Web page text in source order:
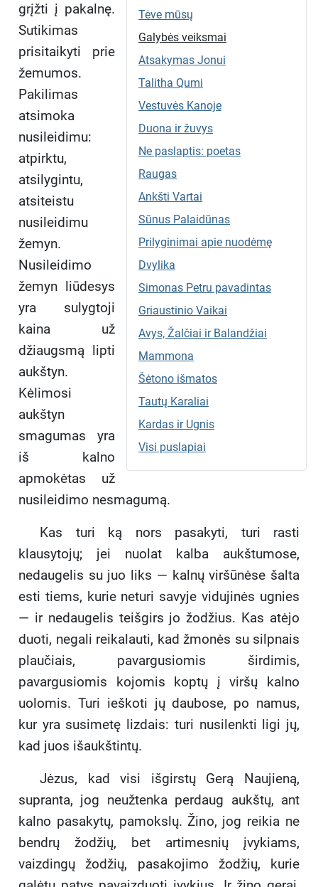
Tėve mūsų
Galybės veiksmai
Atsakymas Jonui
Talitha Qumi
Vestuvės Kanoje
Duona ir žuvys
Ne paslaptis: poetas
Raugas
Ankšti Vartai
Sūnus Palaidūnas
Prilyginimai apie nuodėmę
Dvylika
Simonas Petru pavadintas
Griaustinio Vaikai
Avys, Žalčiai ir Balandžiai
Mammona
Šėtono išmatos
Tautų Karaliai
Kardas ir Ugnis
Visi puslapiai
grįžti į pakalnę.
Sutikimas
prisitaikyti prie
žemumos.
Pakilimas
atsimoka
nusileidimu:
atpirktu,
atsilygintu,
atsiteistu
nusileidimu
žemyn.
Nusileidimo
žemyn liūdesys
yra sulygtoji
kaina už
džiaugsmą lipti
aukštyn.
Kėlimosi
aukštyn
smagumas yra
iš kalno
apmokėtas už
nusileidimo nesmagumą.
Kas turi ką nors pasakyti, turi rasti
klausytojų; jei nuolat kalba aukštumose,
nedaugelis su juo liks — kalnų viršūnėse šalta
esti tiems, kurie neturi savyje vidujinės ugnies
— ir nedaugelis teišgirs jo žodžius. Kas atėjo
duoti, negali reikalauti, kad žmonės su silpnais
plaučiais, pavargusiomis širdimis,
pavargusiomis kojomis koptų į viršų kalno
uolomis. Turi ieškoti jų daubose, po namus,
kur yra susimetę lizdais: turi nusilenkti ligi jų,
kad juos išaukštintų.
Jėzus, kad visi išgirstų Gerą Naujieną,
supranta, jog neužtenka perdaug aukštų, ant
kalno pasakytų, pamokslų. Žino, jog reikia ne
bendrų žodžių, bet artimesnių įvykiams,
vaizdingų žodžių, pasakojimo žodžių, kurie